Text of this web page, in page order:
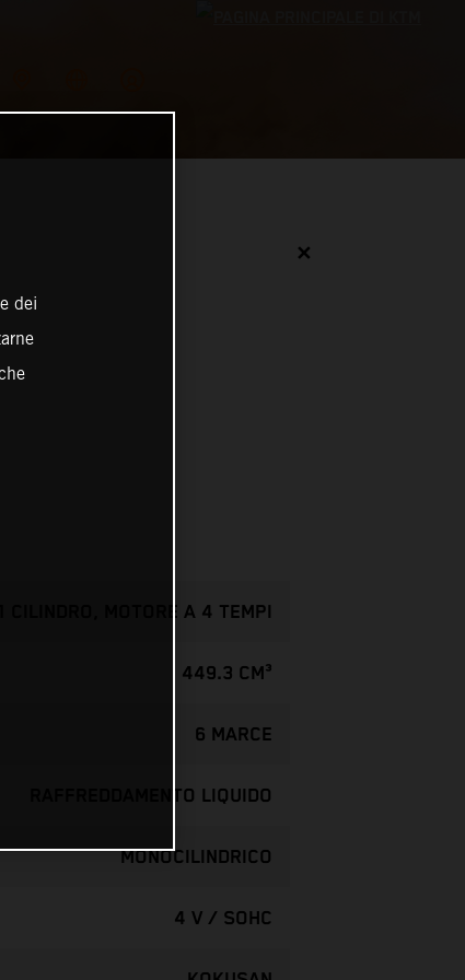
✕
1 CILINDRO, MOTORE A 4 TEMPI
449.3 CM³
6 MARCE
RAFFREDDAMENTO LIQUIDO
MONOCILINDRICO
4 V / SOHC
dei